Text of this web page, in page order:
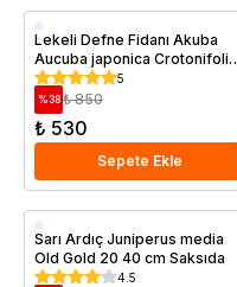
Lekeli Defne Fidanı Akuba
Aucuba japonica Crotonifolia
30 50 cm
5
%38 ₺ 850
₺ 530
Sepete Ekle
Saksıda
Sarı Ardıç Juniperus media
Old Gold 20 40 cm Saksıda
4.5